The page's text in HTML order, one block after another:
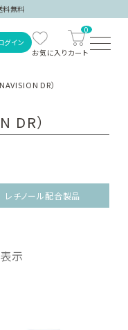
料無料
イン
0
DR）
DR）
レチノール配合製品
示